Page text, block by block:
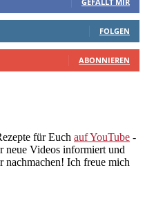
FOLGEN
ABONNIEREN
für Euch auf YouTube -
neue Videos informiert und
nachmachen! Ich freue mich